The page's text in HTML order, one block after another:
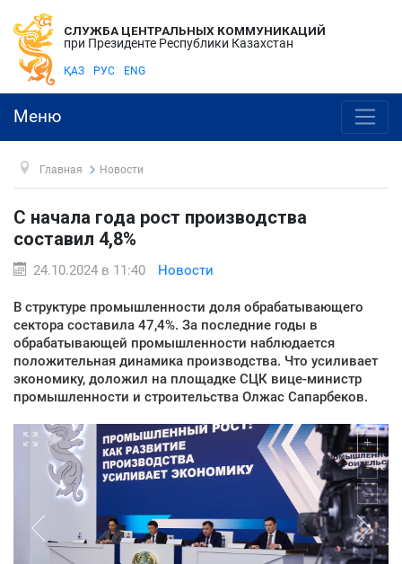
СЛУЖБА ЦЕНТРАЛЬНЫХ КОММУНИКАЦИЙ
при Президенте Республики Казахстан
ҚАЗ РУС ENG
Меню
Главная Новости
С начала года рост производства
составил 4,8%
24.10.2024 в 11:40 Новости
В структуре промышленности доля обрабатывающего
сектора составила 47,4%. За последние годы в
обрабатывающей промышленности наблюдается
положительная динамика производства. Что усиливает
экономику, доложил на площадке СЦК вице-министр
промышленности и строительства Олжас Сапарбеков.